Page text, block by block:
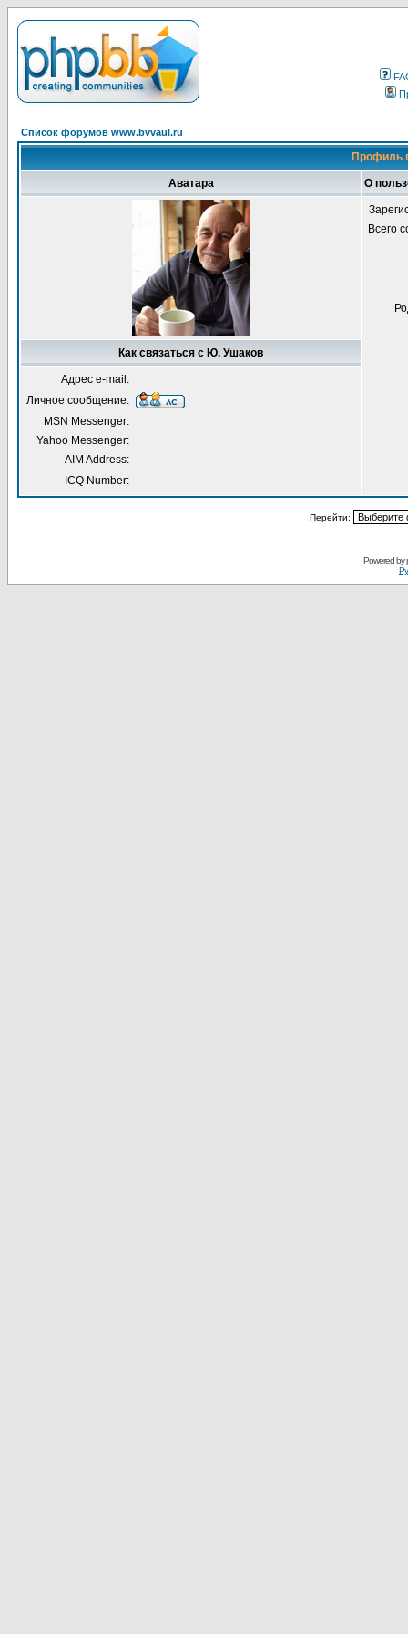
Список форумов www.bvvaul.ru
Профиль
Аватара О
Всего
Как связаться с Ю. Ушаков
Адрес e-mail:
Личное сообщение:
MSN Messenger:
Yahoo Messenger:
AIM Address:
ICQ Number:
Перейти:
Powered by